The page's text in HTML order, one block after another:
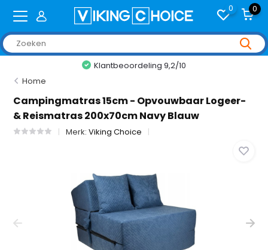
0 0
Klantbeoordeling 9,2/10
Home
Campingmatras 15cm - Opvouwbaar Logeer-
& Reismatras 200x70cm Navy Blauw
Merk:Viking Choice